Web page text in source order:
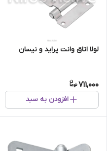
لولا اتاق وانت پراید و نیسان
711,000
افزودن به سبد